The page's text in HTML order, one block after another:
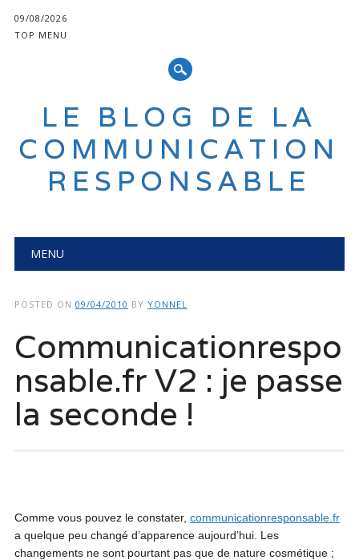
09/08/2026
TOP MENU
LE BLOG DE LA
COMMUNICATION
RESPONSABLE
Main menu
MENU
POSTED ON 09/04/2010 BY YONNEL
Communicationrespo
nsable.fr V2 : je passe
la seconde !
Comme vous pouvez le constater, communicationresponsable.fr
a quelque peu changé d’apparence aujourd’hui. Les
changements ne sont pourtant pas que de nature cosmétique ;